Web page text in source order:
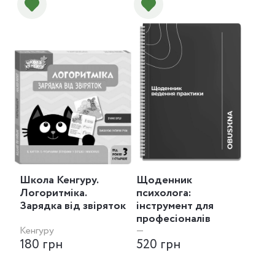
Школа Кенгуру.
Логоритміка.
Зарядка від звіряток
Кенгуру
180 грн
Щоденник
психолога:
інструмент для
професіоналів
—
520 грн